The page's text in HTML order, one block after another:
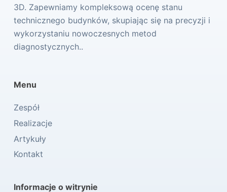
3D. Zapewniamy kompleksową ocenę stanu
technicznego budynków, skupiając się na precyzji i
wykorzystaniu nowoczesnych metod
diagnostycznych..
Menu
Zespół
Realizacje
Artykuły
Kontakt
Informacje o witrynie